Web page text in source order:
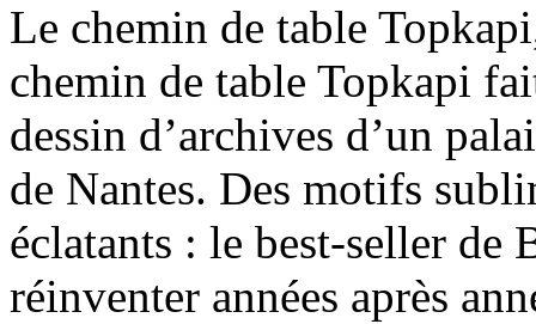
Le chemin de table
chemin de table Topkapi
dessin d’archives d’un
de Nantes. Des motifs
éclatants : le best-seller de
réinventer années après